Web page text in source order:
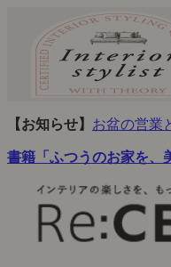
【お知らせ】 お盆の営業
書籍「ふつうのお家を、